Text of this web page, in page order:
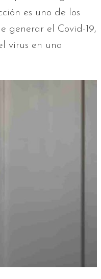
es uno de los
generar el Covid-19,
virus en una